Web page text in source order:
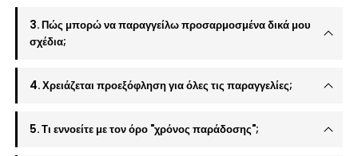
3. Πώς μπορώ να παραγγείλω προσαρμοσμένα δικά μου
σχέδια;
4. Χρειάζεται προεξόφληση για όλες τις παραγγελίες;
5. Τι εννοείτε με τον όρο "χρόνος παράδοσης";